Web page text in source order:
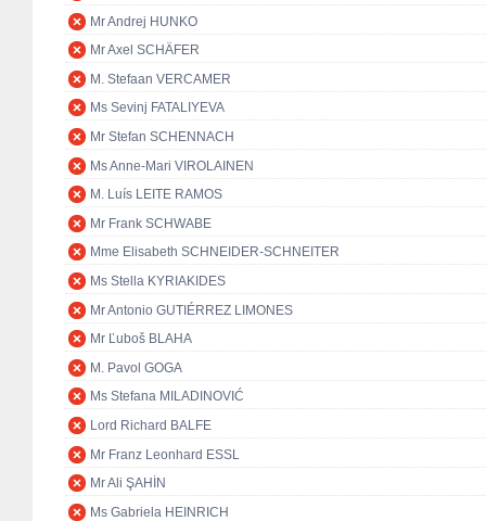
Mr Andrej HUNKO
Mr Axel SCHÄFER
M. Stefaan VERCAMER
Ms Sevinj FATALIYEVA
Mr Stefan SCHENNACH
Ms Anne-Mari VIROLAINEN
M. Luís LEITE RAMOS
Mr Frank SCHWABE
Mme Elisabeth SCHNEIDER-SCHNEITER
Ms Stella KYRIAKIDES
Mr Antonio GUTIÉRREZ LIMONES
Mr Ľuboš BLAHA
M. Pavol GOGA
Ms Stefana MILADINOVIĆ
Lord Richard BALFE
Mr Franz Leonhard ESSL
Mr Ali ŞAHİN
Ms Gabriela HEINRICH